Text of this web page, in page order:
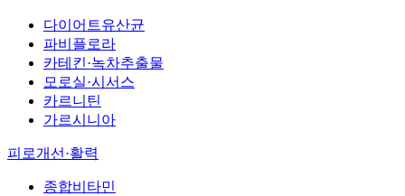
다이어트유산균
파비플로라
카테킨·녹차추출물
모로실·시서스
카르니틴
가르시니아
피로개선·활력
종합비타민